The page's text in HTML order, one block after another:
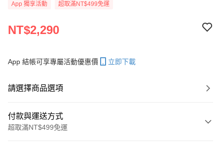
App 獨享活動 超取滿NT$499免運
NT$2,290
App 結帳可享專屬活動優惠價 立即下載
請選擇商品選項
付款與運送方式
超取滿NT$499免運